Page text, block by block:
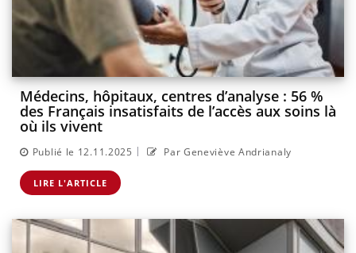
Médecins, hôpitaux, centres d’analyse : 56 %
des Français insatisfaits de l’accès aux soins là
où ils vivent
Publié le 12.11.2025 | Par Geneviève Andrianaly
LIRE L'ARTICLE